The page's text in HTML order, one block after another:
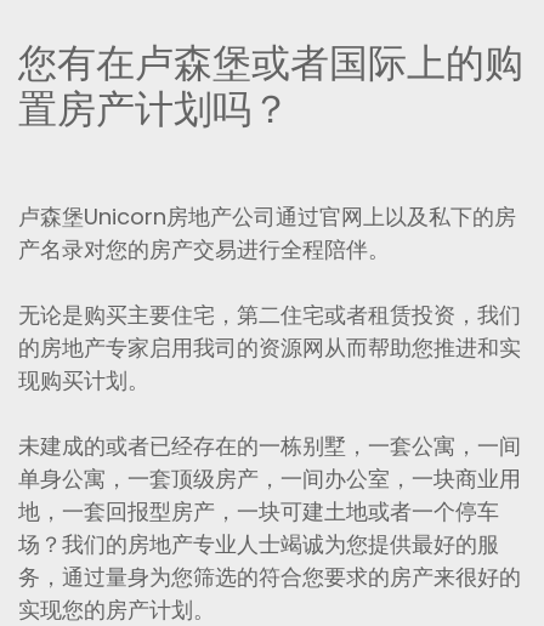
您有在卢森堡或者国际上的购
置房产计划吗？
卢森堡Unicorn房地产公司通过官网上以及私下的房
产名录对您的房产交易进行全程陪伴。
无论是购买主要住宅，第二住宅或者租赁投资，我们
的房地产专家启用我司的资源网从而帮助您推进和实
现购买计划。
未建成的或者已经存在的一栋别墅，一套公寓，一间
单身公寓，一套顶级房产，一间办公室，一块商业用
地，一套回报型房产，一块可建土地或者一个停车
场？我们的房地产专业人士竭诚为您提供最好的服
务，通过量身为您筛选的符合您要求的房产来很好的
实现您的房产计划。